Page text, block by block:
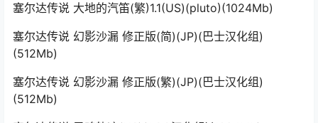
塞尔达传说 大地的汽笛(繁)1.1(US)(рluto)(1024Mb)
塞尔达传说 幻影沙漏 修正版(简)(JP)(巴士汉化组)
(512Mb)
塞尔达传说 幻影沙漏 修正版(繁)(JP)(巴士汉化组)
(512Mb)